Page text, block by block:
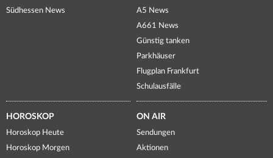
Südhessen News
A5 News
A661 News
Günstig tanken
Parkhäuser
Flugplan Frankfurt
Schulausfälle
HOROSKOP
Horoskop Heute
Horoskop Morgen
ON AIR
Sendungen
Aktionen